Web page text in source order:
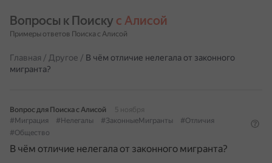
Вопросы к Поиску с Алисой
Примеры ответов Поиска с Алисой
Главная / Другое / В чём отличие нелегала от законного
мигранта?
Вопрос для Поиска с Алисой
5 ноября
#Миграция
#Нелегалы #ЗаконныеМигранты
#Отличия
#Общество
В чём отличие нелегала от законного мигранта?